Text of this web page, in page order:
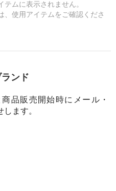
ムに表示されません。
使用アイテムをご確認くださ
ンド
品販売開始時にメール・
ます。